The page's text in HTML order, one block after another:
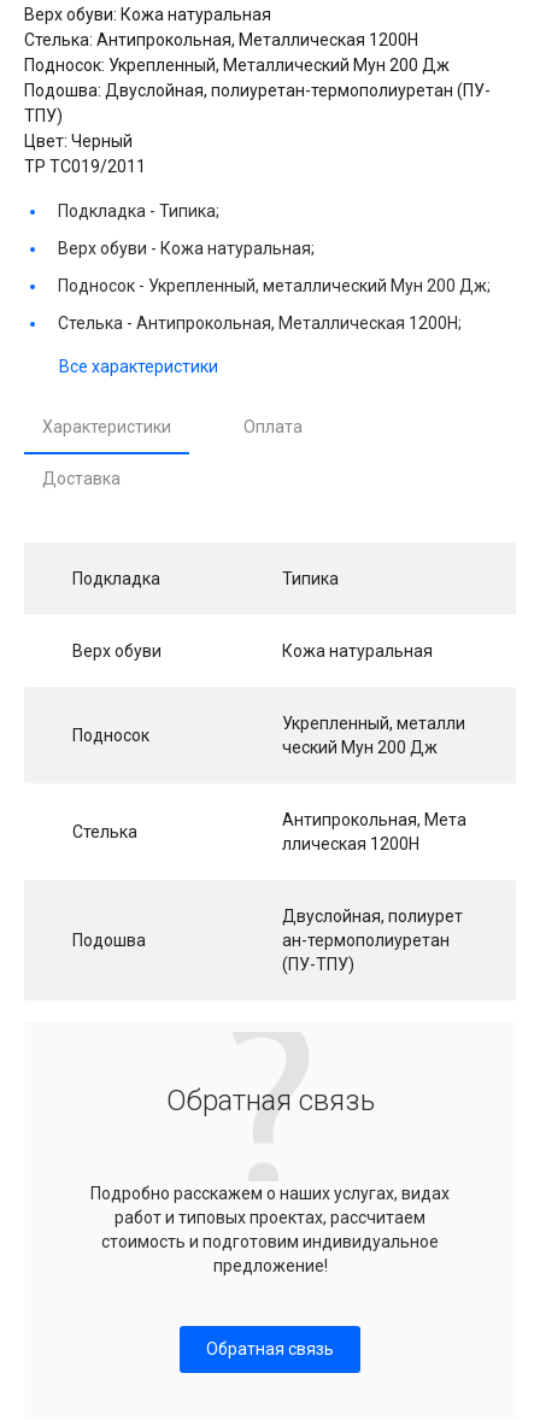
Верх обуви: Кожа натуральная
Стелька: Антипрокольная, Металлическая 1200Н
Подносок: Укрепленный, Металлический Мун 200 Дж
Подошва: Двуслойная, полиуретан-термополиуретан (ПУ-
ТПУ)
Цвет: Черный
ТР ТС019/2011
Подкладка - Типика;
Верх обуви - Кожа натуральная;
Подносок - Укрепленный, металлический Мун 200 Дж;
Стелька - Антипрокольная, Металлическая 1200Н;
Все характеристики
Характеристики Оплата
Доставка
Подкладка Типика
Верх обуви Кожа натуральная
Подносок
Укрепленный, металли
ческий Мун 200 Дж
Стелька
Антипрокольная, Мета
ллическая 1200Н
Подошва
Двуслойная, полиурет
ан-термополиуретан
(ПУ-ТПУ)
Обратная связь
Подробно расскажем о наших услугах, видах
работ и типовых проектах, рассчитаем
стоимость и подготовим индивидуальное
предложение!
Обратная связь